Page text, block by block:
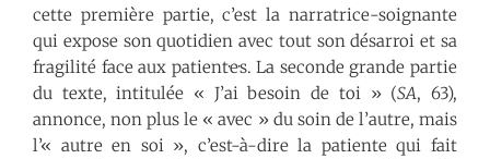
cette première partie, c’est la narratrice-soignante
qui expose son quotidien avec tout son désarroi et sa
fragilité face aux patient·e·s. La seconde grande partie
du texte, intitulée « J’ai besoin de toi » (SA, 63),
annonce, non plus le « avec » du soin de l’autre, mais
l’« autre en soi », c’est-à-dire la patiente qui fait